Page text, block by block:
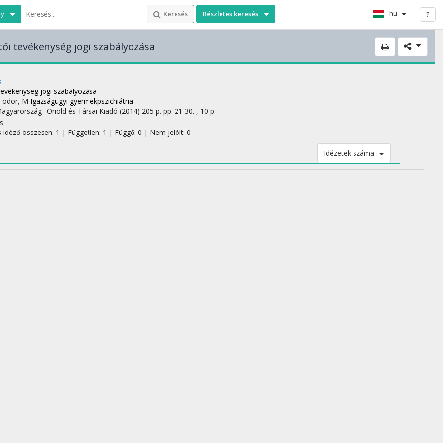
Keresés Részletes keresés hu ?
tevékenység jogi szabályozása
jogi szabályozása
M Igazságügyi gyermekpszichiátria
: Oriold és Társai Kiadó (2014) 205 p. pp. 21-30. , 10 p.
idéző összesen: 1 | Független: 1 | Függő: 0 | Nem jelölt: 0
Idézetek száma